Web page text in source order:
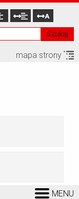
Szukaj
A
mapa strony
MENU